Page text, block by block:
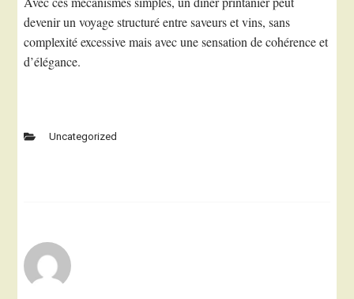
devenir un voyage structuré entre saveurs et vins, sans
complexité excessive mais avec une sensation de cohérence et
d’élégance.
Uncategorized